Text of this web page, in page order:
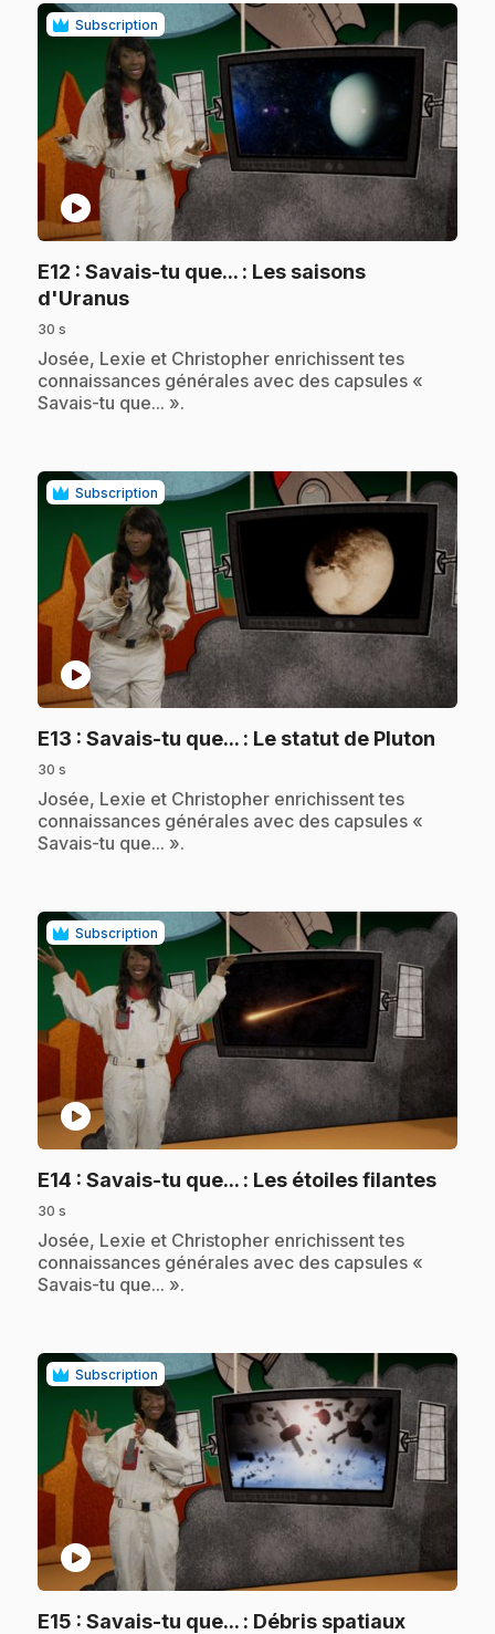
Subscription
play_circle
E12 : Savais-tu que... : Les saisons
d'Uranus.
30 s
.Josée, Lexie et Christopher enrichissent tes
connaissances générales avec des capsules «
Savais-tu que... ».
Subscription
play_circle
E13 : Savais-tu que... : Le statut de Pluton
30 s
.Josée, Lexie et Christopher enrichissent tes
connaissances générales avec des capsules «
Savais-tu que... ».
Subscription
play_circle
E14 : Savais-tu que... : Les étoiles filantes.
30 s
.Josée, Lexie et Christopher enrichissent tes
connaissances générales avec des capsules «
Savais-tu que... ».
Subscription
play_circle
E15 : Savais-tu que... : Débris spatiaux.